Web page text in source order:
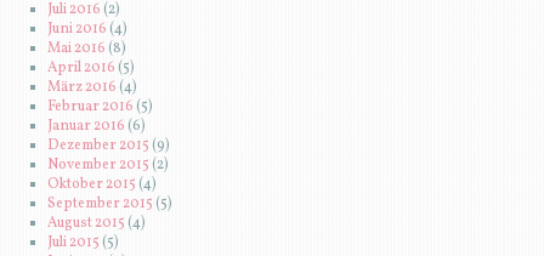
Juli 2016 (2)
Juni 2016 (4)
Mai 2016 (8)
April 2016 (5)
März 2016 (4)
Februar 2016(5)
Januar 2016 (6)
Dezember 2015 (9)
November 2015 (2)
Oktober 2015 (4)
September 2015 (5)
August 2015 (4)
Juli 2015 (5)